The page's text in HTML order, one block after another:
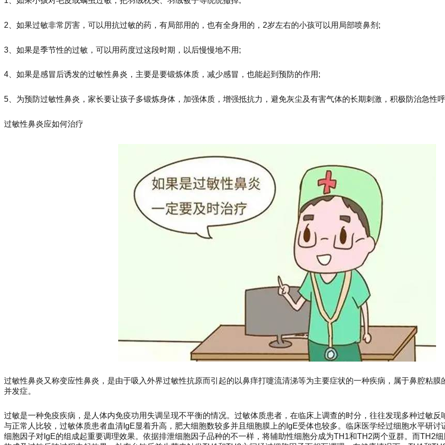
2、如果过敏非常厉害，可以用抗过敏的药，有局部用的，也有全身用的，2岁左右的小孩可以用局部喷鼻剂;
3、如果是季节性的过敏，可以用药度过这段时期，以后慢慢地不用;
4、如果是感冒后诱发的过敏性鼻炎，主要是要锻炼体质，减少感冒，也能起到预防的作用;
5、为预防过敏性鼻炎，家长要让孩子多锻炼身体，加强体质，增强抵抗力，避免灰尘及有害气体的长期刺激，积极防治急性呼
过敏性鼻炎应如何治疗
过敏性鼻炎又称变应性鼻炎，是由于吸入外界过敏性抗原而引起的以鼻痒打嚏流清涕等为主要症状的一种疾病，属于鼻腔粘膜
并发症。
过敏是一种免疫疾病，是人体内免疫功用失调呈现不平衡的情况。过敏体质患者，在临床上调查的时分，往往发现多种过敏反
与正常人比较，过敏体质患者血清IgE显着升高，肥大细胞数较多并且细胞膜上的IgE受体也较多。临床医学经过细胞水平研讨
细胞因子对IgE的组成起重要调理效果。依据排泄细胞因子品种的不一样，将辅助性细胞分成为TH1和TH2两个亚群。而TH2